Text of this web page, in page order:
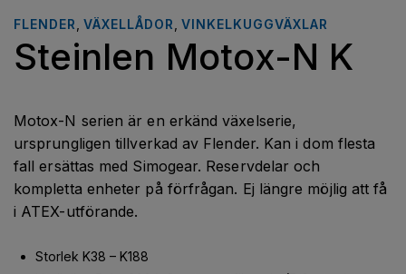
FLENDER VÄXELLÅDOR VINKELKUGGVÄXLAR
Steinlen Motox-N K
Motox-N serien är en erkänd växelserie,
ursprungligen tillverkad av Flender. Kan i dom flesta
fall ersättas med Simogear. Reservdelar och
kompletta enheter på förfrågan. Ej längre möjlig att få
i ATEX-utförande.
Storlek K38 – K188